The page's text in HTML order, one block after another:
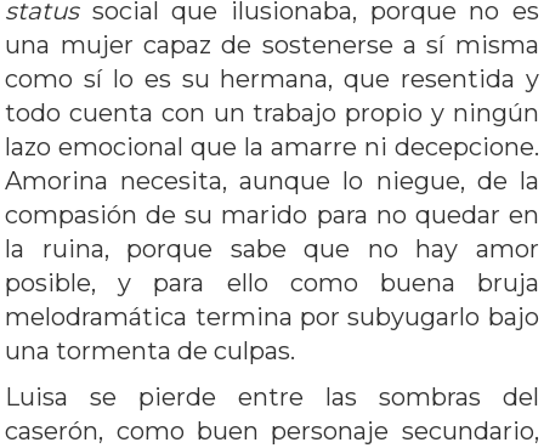
status social que ilusionaba, porque no es
una mujer capaz de sostenerse a sí misma
como sí lo es su hermana, que resentida y
todo cuenta con un trabajo propio y ningún
lazo emocional que la amarre ni decepcione.
Amorina necesita, aunque lo niegue, de la
compasión de su marido para no quedar en
la ruina, porque sabe que no hay amor
posible, y para ello como buena bruja
melodramática termina por subyugarlo bajo
una tormenta de culpas.
Luisa se pierde entre las sombras del
caserón, como buen personaje secundario,